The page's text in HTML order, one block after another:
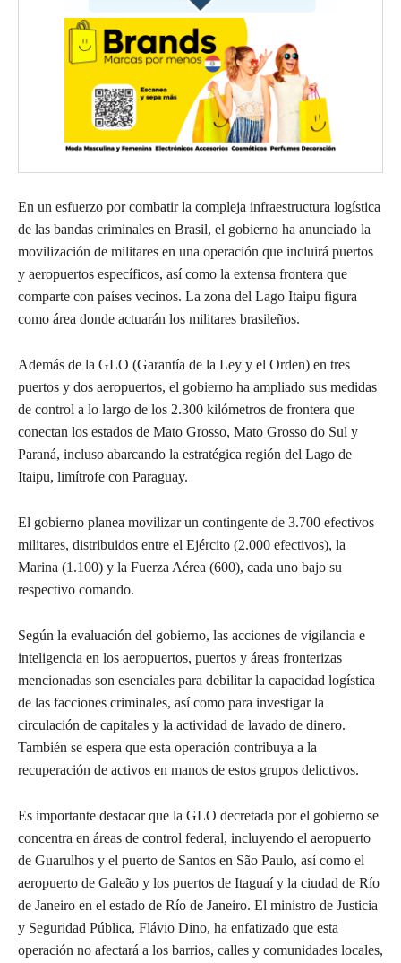
En un esfuerzo por combatir la compleja infraestructura logística
de las bandas criminales en Brasil, el gobierno ha anunciado la
movilización de militares en una operación que incluirá puertos
y aeropuertos específicos, así como la extensa frontera que
comparte con países vecinos. La zona del Lago Itaipu figura
como área donde actuarán los militares brasileños.
Además de la GLO (Garantía de la Ley y el Orden) en tres
puertos y dos aeropuertos, el gobierno ha ampliado sus medidas
de control a lo largo de los 2.300 kilómetros de frontera que
conectan los estados de Mato Grosso, Mato Grosso do Sul y
Paraná, incluso abarcando la estratégica región del Lago de
Itaipu, limítrofe con Paraguay.
El gobierno planea movilizar un contingente de 3.700 efectivos
militares, distribuidos entre el Ejército (2.000 efectivos), la
Marina (1.100) y la Fuerza Aérea (600), cada uno bajo su
respectivo comando.
Según la evaluación del gobierno, las acciones de vigilancia e
inteligencia en los aeropuertos, puertos y áreas fronterizas
mencionadas son esenciales para debilitar la capacidad logística
de las facciones criminales, así como para investigar la
circulación de capitales y la actividad de lavado de dinero.
También se espera que esta operación contribuya a la
recuperación de activos en manos de estos grupos delictivos.
Es importante destacar que la GLO decretada por el gobierno se
concentra en áreas de control federal, incluyendo el aeropuerto
de Guarulhos y el puerto de Santos en São Paulo, así como el
aeropuerto de Galeão y los puertos de Itaguaí y la ciudad de Río
de Janeiro en el estado de Río de Janeiro. El ministro de Justicia
y Seguridad Pública, Flávio Dino, ha enfatizado que esta
operación no afectará a los barrios, calles y comunidades locales,